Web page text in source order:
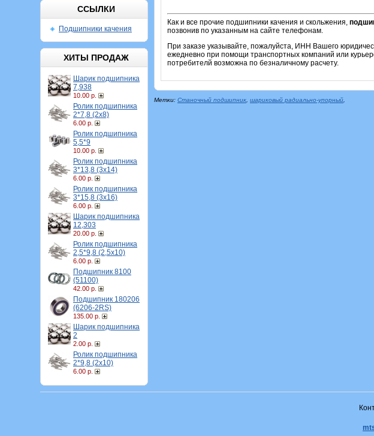
ССЫЛКИ
Подшипники качения
ХИТЫ ПРОДАЖ
Шарик подшипника
7,938
10.00 р.
Ролик подшипника
2*7,8 (2х8)
6.00 р.
Ролик подшипника
5,5*9
10.00 р.
Ролик подшипника
3*13,8 (3х14)
6.00 р.
Ролик подшипника
3*15,8 (3х16)
6.00 р.
Шарик подшипника
12,303
20.00 р.
Ролик подшипника
2,5*9,8 (2,5х10)
6.00 р.
Подшипник 8100
(51100)
42.00 р.
Подшипник 180206
(6206-2RS)
135.00 р.
Шарик подшипника
2
2.00 р.
Ролик подшипника
2*9,8 (2х10)
6.00 р.
Как и все прочие подшипники качения и скольжения,
позвонив по указанным на сайте телефонам.
При заказе указывайте, пожалуйста, ИНН Вашего
ежедневно при помощи транспортных компаний или
потребителй возможна по безналичному расчету.
Метки: Станочный подшипник шариковый радиально-упорный